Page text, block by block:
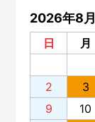
2026年8月
日 月
2
3
9
10